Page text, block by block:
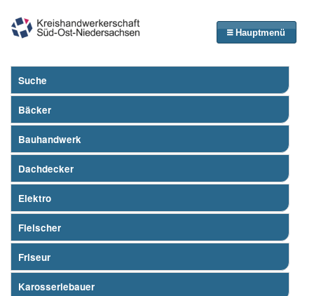
Hauptmenü
Suche
Bäcker
Bauhandwerk
Dachdecker
Elektro
Fleischer
Friseur
Karosseriebauer